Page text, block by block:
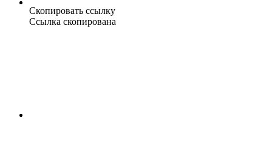
Скопировать ссылку
Ссылка скопирована